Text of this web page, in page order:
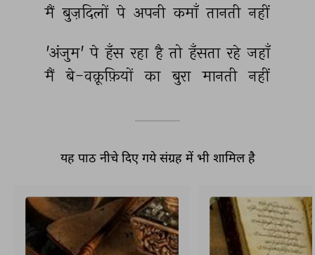
मैं बुज़दिलों पे अपनी कमाँ तानती नहीं
'अंजुम' पे हँस रहा है तो हँसता रहे जहाँ
मैं बे-वक़ूफ़ियों का बुरा मानती नहीं
यह पाठ नीचे दिए गये संग्रह में भी शामिल है